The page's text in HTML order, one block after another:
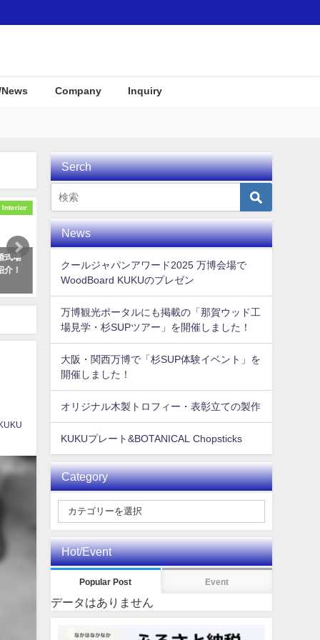
Company Inquiry
Interior
式場
！
品（WoodBoard KUKU関係）
プレイとして使用して頂き
Serch
News
クールジャパンアワード2025 万博会場で
WoodBoard KUKUのプレゼン
万博観光ポータルにも掲載の「那賀ウッド工
場見学・杉SUPツアー」を開催しました！
大阪・関西万博で「杉SUP体験イベント」を
開催しました！
オリジナル木製トロフィー・表彰立ての製作
KUKUプレート&BOTANICAL Chopsticks
Category
Hot/Event
Popular Post Event
データはありません